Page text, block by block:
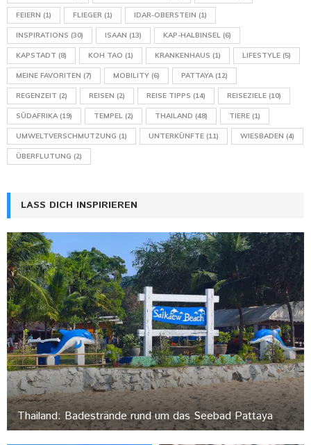
FEIERN (1) FLIEGER (1) IDAR-OBERSTEIN (1)
INSPIRATIONS (30) ISAAN (13) KAP-HALBINSEL (6)
KAPSTADT (8) KOH TAO (1) KRANKENHAUS (1) LIFESTYLE (5)
MEINE FAVORITEN (7) MOBILITY (6) PATTAYA(12)
REGENZEIT (2) REISEN (2) REISE TIPPS (14) REISEZIELE (10)
SÜDAFRIKA(19) TEMPEL (2) THAILAND (48) TIERE (1)
UMWELTVERSCHMUTZUNG (1) UNTERKÜNFTE (11) WIESBADEN (4)
ÜBERFLUTUNG (2)
LASS DICH INSPIRIEREN
Thailand: Badestrände rund um das Seebad Pattaya